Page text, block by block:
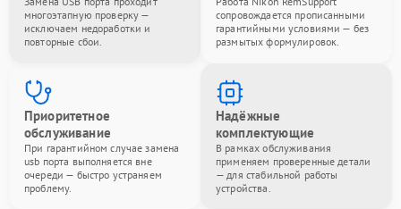
многоэтапную проверку —
исключаем недоработки и
повторные сбои.
сопровождается прописанными
гарантийными условиями — без
размытых формулировок.
Приоритетное
обслуживание
При гарантийном случае замена
usb порта выполняется вне
очереди — быстро устраняем
проблему.
Надёжные
комплектующие
В рамках обслуживания
применяем проверенные детали
— для стабильной работы
устройства.